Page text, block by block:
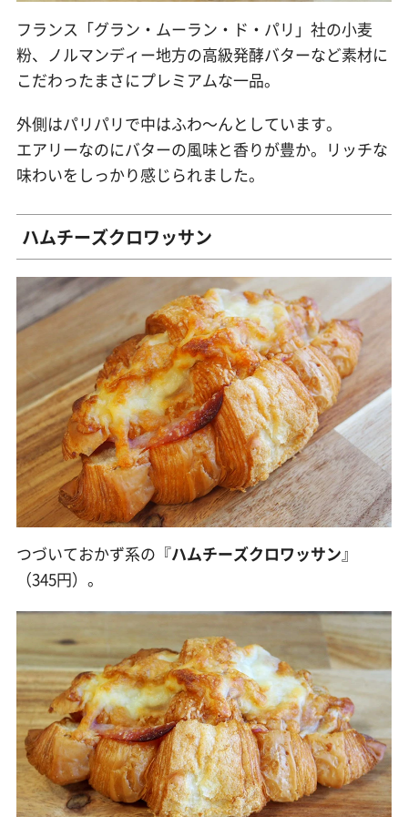
フランス「グラン・ムーラン・ド・パリ」社の小麦
粉、ノルマンディー地方の高級発酵バターなど素材に
こだわったまさにプレミアムな一品。
外側はパリパリで中はふわ〜んとしています。
エアリーなのにバターの風味と香りが豊か。リッチな
味わいをしっかり感じられました。
ハムチーズクロワッサン
つづいておかず系の『ハムチーズクロワッサン』
（345円）。